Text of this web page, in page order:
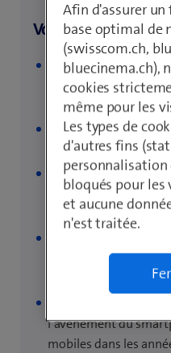
Voici un bref
Internet naît à la fin
forme d’ARPANET,
par le gouvernement
Le protocole TCP/IP,
repose, est
En 1989, Tim
invente le World
simplifie l’utilisation
Pendant les années
en plus populaire
prestataires Internet
l’avènement du
mobiles dans les
Afin d'assurer
base optimal de
(swisscom.ch,
bluecinema.ch),
cookies
même pour les
Les types de
d'autres fins
personnalisation
bloqués pour les
et aucune
n'est traitée.